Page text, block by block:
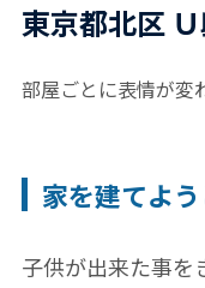
東京都北区
部屋ごとに表情が変
家を建てよ
子供が出来た事を